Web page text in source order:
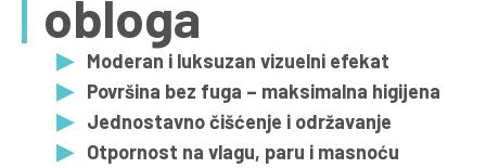
obloga
Moderan i luksuzan vizuelni efekat
Površina bez fuga – maksimalna higijena
Jednostavno čišćenje i održavanje
Otpornost na vlagu, paru i masnoću